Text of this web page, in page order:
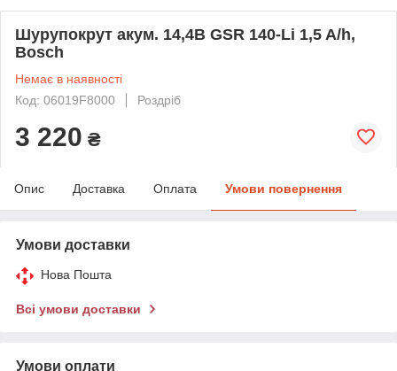
Шурупокрут акум. 14,4В GSR 140-Li 1,5 A/h,
Bosch
Немає в наявності
Код: 06019F8000
Роздріб
3 220 ₴
Опис Доставка Оплата Умови повернення
Умови доставки
Нова Пошта
Всі умови доставки
Умови оплати